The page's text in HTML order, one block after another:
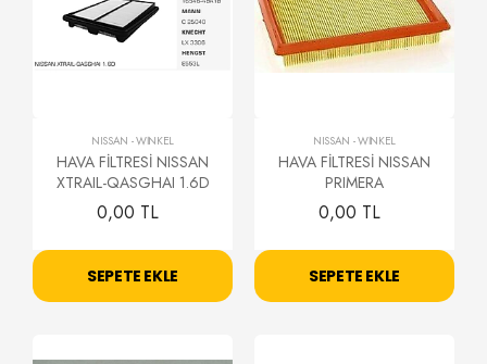
NISSAN -WİNKEL
HAVA FİLTRESİ NISSAN
XTRAIL-QASGHAI 1.6D
0,00 TL
SEPETE EKLE
NISSAN -WİNKEL
HAVA FİLTRESİ NISSAN
PRIMERA
0,00 TL
SEPETE EKLE